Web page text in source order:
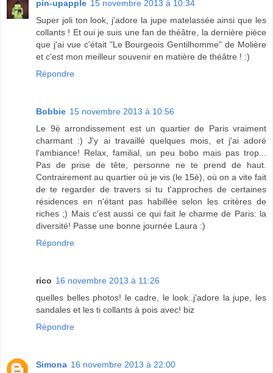
pin-upapple 15 novembre 2013 à 10:34
Super joli ton look, j'adore la jupe matelassée ainsi que les
collants ! Et oui je suis une fan de théâtre, la dernière pièce
que j'ai vue c'était "Le Bourgeois Gentilhomme" de Molière
et c'est mon meilleur souvenir en matière de théâtre ! :)
Répondre
Bobbie 15 novembre 2013 à 10:56
Le 9è arrondissement est un quartier de Paris vraiment
charmant :) J'y ai travaillé quelques mois, et j'ai adoré
l'ambiance! Relax, familial, un peu bobo mais pas trop...
Pas de prise de tête, personne ne te prend de haut.
Contrairement au quartier où je vis (le 15è), où on a vite fait
de te regarder de travers si tu t'approches de certaines
résidences en n'étant pas habillée selon les critères de
riches ;) Mais c'est aussi ce qui fait le charme de Paris: la
diversité! Passe une bonne journée Laura :)
Répondre
rico 16 novembre 2013 à 11:26
quelles belles photos! le cadre, le look..j'adore la jupe, les
sandales et les ti collants à pois avec! biz
Répondre
Simona 16 novembre 2013 à 22:00